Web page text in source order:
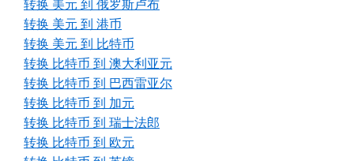
转换 美元 到 俄罗斯卢布
转换 美元 到 港币
转换 美元 到 比特币
转换 比特币 到 澳大利亚元
转换 比特币 到 巴西雷亚尔
转换 比特币 到 加元
转换 比特币 到 瑞士法郎
转换 比特币 到 欧元